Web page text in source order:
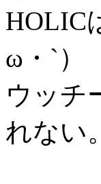
HOLIC
ω・`）
ウッチ
れない。